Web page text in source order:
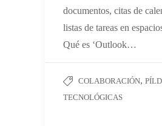
documentos, citas de
listas de tareas en
Qué es ‘Outlook…
COLABORACIÓN,
TECNOLÓGICAS